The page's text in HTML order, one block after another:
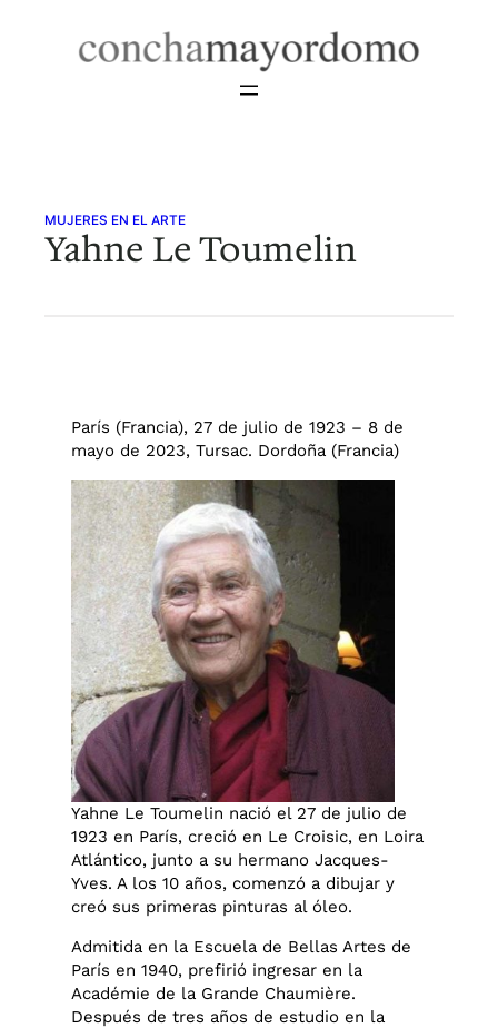
MUJERES EN EL ARTE
Yahne Le Toumelin
París (Francia), 27 de julio de 1923 – 8 de
mayo de 2023, Tursac. Dordoña (Francia)
Yahne Le Toumelin nació el 27 de julio de
1923 en París, creció en Le Croisic, en Loira
Atlántico, junto a su hermano Jacques-
Yves. A los 10 años, comenzó a dibujar y
creó sus primeras pinturas al óleo.
Admitida en la Escuela de Bellas Artes de
París en 1940, prefirió ingresar en la
Académie de la Grande Chaumière.
Después de tres años de estudio en la